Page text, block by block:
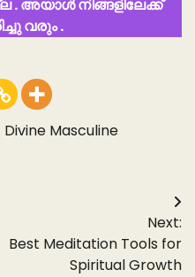
അയാൾ നിങ്ങളിലേക്ക്
വരും .
Masculine
Next:
Best Meditation Tools for
Spiritual Growth